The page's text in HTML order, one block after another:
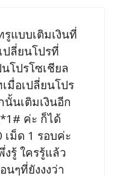
แบบเติมเงินที่
ปลี่ยนโปรที่
โปรโซเชียล
มื่อเปลี่ยนโปร
นั้นเติมเงินอีก
ค่ะ ก็ได้
เม็ด 1 รอบค่ะ
รู้ ใครรู้แล้ว
นๆที่ยังงงว่า